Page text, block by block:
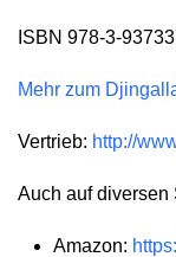
ISBN 978-3-
Mehr zum
Vertrieb: http://
Auch auf diversen
Amazon: